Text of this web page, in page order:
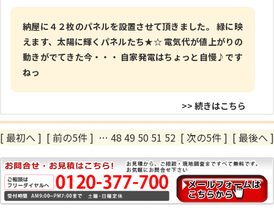
納屋に４２枚のパネルを設置させて頂きました。 緑に映
えます、太陽に輝くパネルたち★☆ 電気代が値上がりの
動きがでてきた今・・・ 自家発電はちょっと自慢♪です
ねっ
>> 続きはこちら
[ 最初へ ] [ 前の5件 ] … 48 49 50 51 52 [ 次の5件 ] [ 最後へ ]